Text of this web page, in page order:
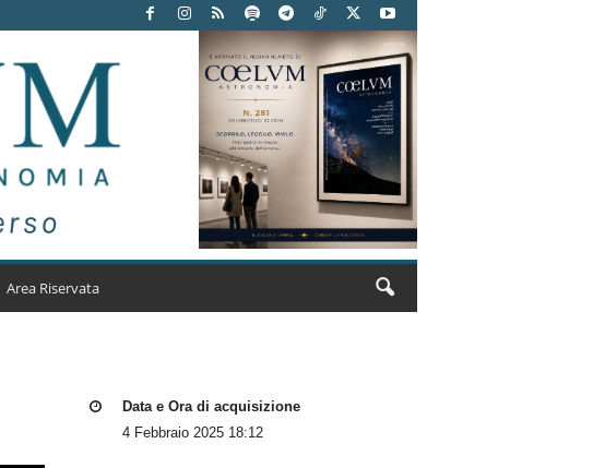
Area Riservata
Data e Ora di acquisizione
4 Febbraio 2025 18:12